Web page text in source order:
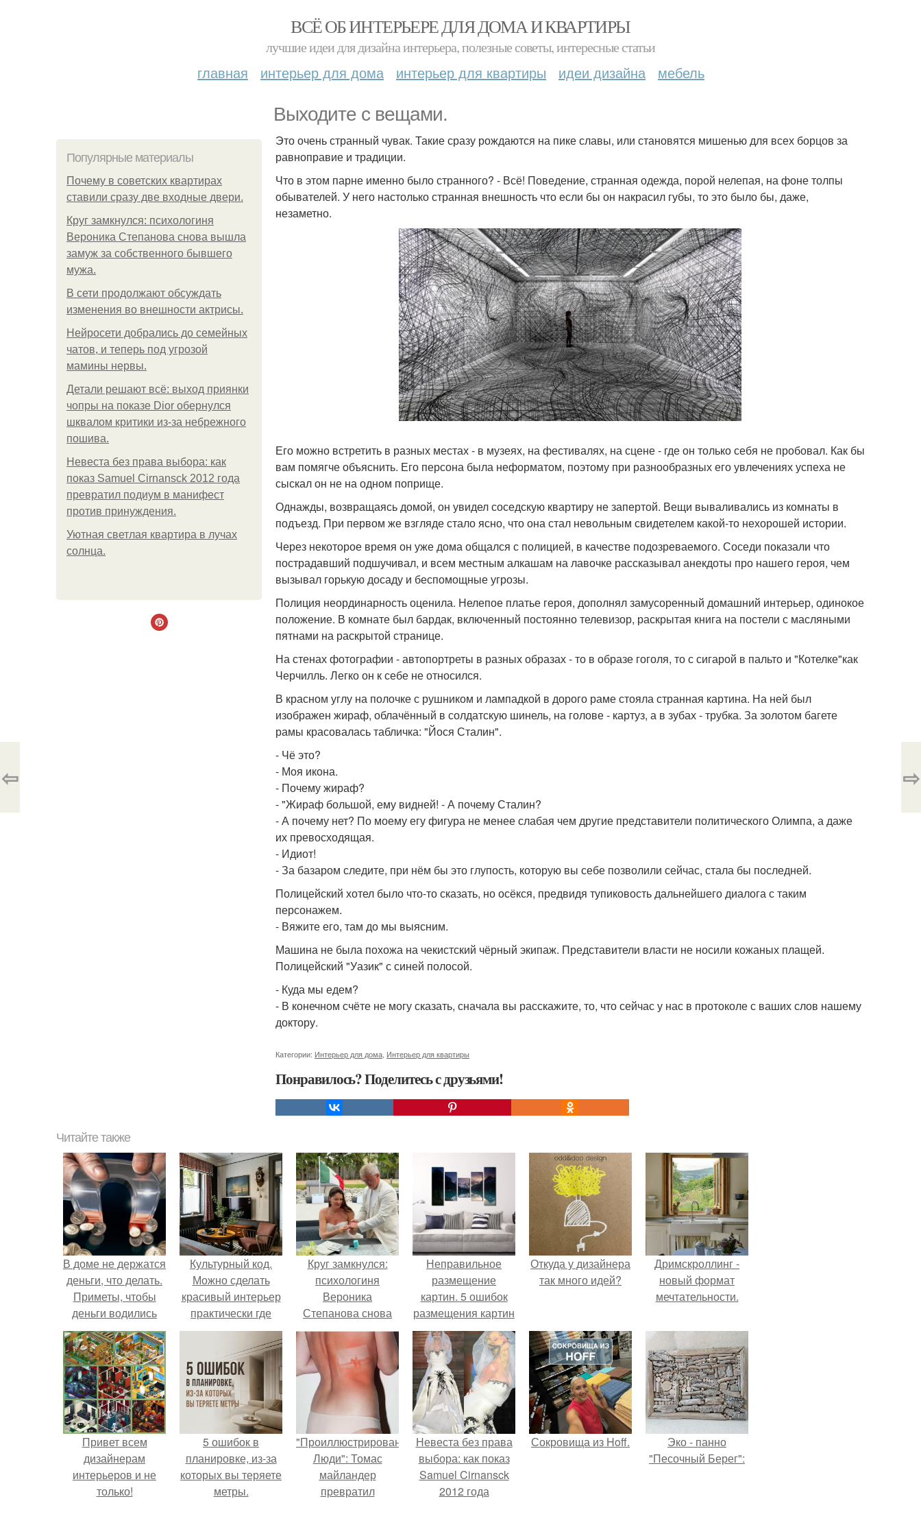
ВСЁ ОБ ИНТЕРЬЕРЕ ДЛЯ ДОМА И КВАРТИРЫ
лучшие идеи для дизайна интерьера, полезные советы, интересные статьи
главная интерьер для дома интерьер для квартиры идеи дизайна мебель
Выходите с вещами.
Популярные материалы
Почему в советских квартирах
ставили сразу две входные двери.
Круг замкнулся: психологиня
Вероника Степанова снова вышла
замуж за собственного бывшего
мужа.
В сети продолжают обсуждать
изменения во внешности актрисы.
Нейросети добрались до семейных
чатов, и теперь под угрозой
мамины нервы.
Детали решают всё: выход приянки
чопры на показе Dior обернулся
шквалом критики из-за небрежного
пошива.
Невеста без права выбора: как
показ Samuel Cirnansck 2012 года
превратил подиум в манифест
против принуждения.
Уютная светлая квартира в лучах
солнца.
Это очень странный чувак. Такие сразу рождаются на пике славы, или становятся мишенью для всех борцов за
равноправие и традиции.
Что в этом парне именно было странного? - Всё! Поведение, странная одежда, порой нелепая, на фоне толпы
обывателей. У него настолько странная внешность что если бы он накрасил губы, то это было бы, даже,
незаметно.
Его можно встретить в разных местах - в музеях, на фестивалях, на сцене - где он только себя не пробовал. Как бы
вам помягче объяснить. Его персона была неформатом, поэтому при разнообразных его увлечениях успеха не
сыскал он не на одном поприще.
Однажды, возвращаясь домой, он увидел соседскую квартиру не запертой. Вещи вываливались из комнаты в
подъезд. При первом же взгляде стало ясно, что она стал невольным свидетелем какой-то нехорошей истории.
Через некоторое время он уже дома общался с полицией, в качестве подозреваемого. Соседи показали что
пострадавший подшучивал, и всем местным алкашам на лавочке рассказывал анекдоты про нашего героя, чем
вызывал горькую досаду и беспомощные угрозы.
Полиция неординарность оценила. Нелепое платье героя, дополнял замусоренный домашний интерьер, одинокое
положение. В комнате был бардак, включенный постоянно телевизор, раскрытая книга на постели с масляными
пятнами на раскрытой странице.
На стенах фотографии - автопортреты в разных образах - то в образе гоголя, то с сигарой в пальто и "Котелке"как
Черчилль. Легко он к себе не относился.
В красном углу на полочке с рушником и лампадкой в дорого раме стояла странная картина. На ней был
изображен жираф, облачённый в солдатскую шинель, на голове - картуз, а в зубах - трубка. За золотом багете
рамы красовалась табличка: "Йося Сталин".
- Чё это?
- Моя икона.
- Почему жираф?
- "Жираф большой, ему видней! - А почему Сталин?
- А почему нет? По моему егу фигура не менее слабая чем другие представители политического Олимпа, а даже
их превосходящая.
- Идиот!
- За базаром следите, при нём бы это глупость, которую вы себе позволили сейчас, стала бы последней.
Полицейский хотел было что-то сказать, но осёкся, предвидя тупиковость дальнейшего диалога с таким
персонажем.
- Вяжите его, там до мы выясним.
Машина не была похожа на чекистский чёрный экипаж. Представители власти не носили кожаных плащей.
Полицейский "Уазик" с синей полосой.
- Куда мы едем?
- В конечном счёте не могу сказать, сначала вы расскажите, то, что сейчас у нас в протоколе с ваших слов нашему
доктору.
Категории: Интерьер для дома Интерьер для квартиры
Понравилось? Поделитесь с друзьями!
⇦ ⇨
Читайте также
В доме не держатся
деньги, что делать.
Приметы, чтобы
деньги водились
Культурный код.
Можно сделать
красивый интерьер
практически где
угодно.
Круг замкнулся:
психологиня
Вероника
Степанова снова
вышла замуж за
собственного
бывшего мужа.
Неправильное
размещение
картин. 5 ошибок
размещения картин
на стенах
Откуда у дизайнера
так много идей?
Дримскроллинг -
новый формат
мечтательности.
Привет всем
дизайнерам
интерьеров и не
только!
5 ошибок в
планировке, из-за
которых вы теряете
метры.
"Проиллюстрированные
Люди": Томас
майландер
превратил
Невеста без права
выбора: как показ
Samuel Cirnansck
2012 года
Сокровища из Hoff.
Эко - панно
"Песочный Берег":